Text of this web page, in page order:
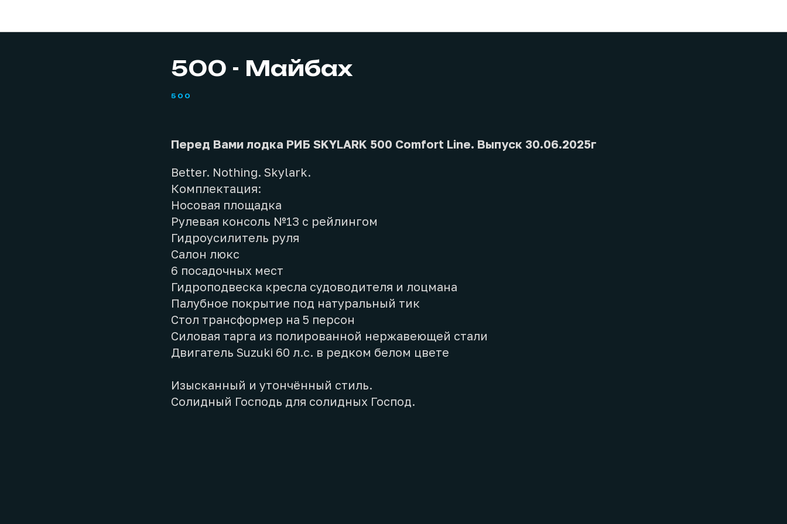
500 - Майбах
500
Перед Вами лодка РИБ SKYLARK 500 Comfort Line. Выпуск 30.06.2025г
Better. Nothing. Skylark.
Комплектация:
Носовая площадка
Рулевая консоль №13 с рейлингом
Гидроусилитель руля
Салон люкс
6 посадочных мест
Гидроподвеска кресла судоводителя и лоцмана
Палубное покрытие под натуральный тик
Стол трансформер на 5 персон
Силовая тарга из полированной нержавеющей стали
Двигатель Suzuki 60 л.с. в редком белом цвете
Изысканный и утончённый стиль.
Солидный Господь для солидных Господ.